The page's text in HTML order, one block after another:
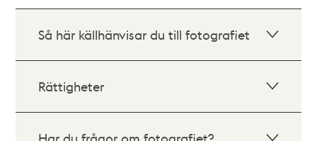
Så här källhänvisar du till fotografiet
Rättigheter